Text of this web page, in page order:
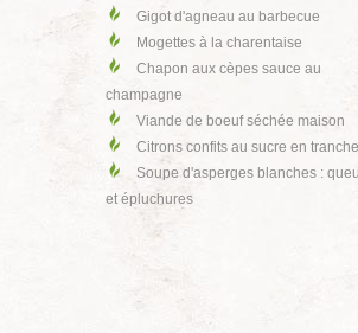
Gigot d'agneau au barbecue
Mogettes à la charentaise
Chapon aux cèpes sauce au
champagne
Viande de boeuf séchée maison
Citrons confits au sucre en
Soupe d'asperges blanches :
et épluchures